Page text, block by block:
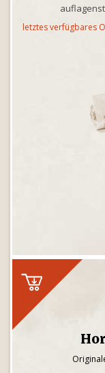
letztes verfügbares